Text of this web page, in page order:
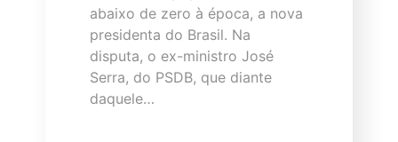
abaixo de zero à época, a nova
presidenta do Brasil. Na
disputa, o ex-ministro José
Serra, do PSDB, que diante
daquele…